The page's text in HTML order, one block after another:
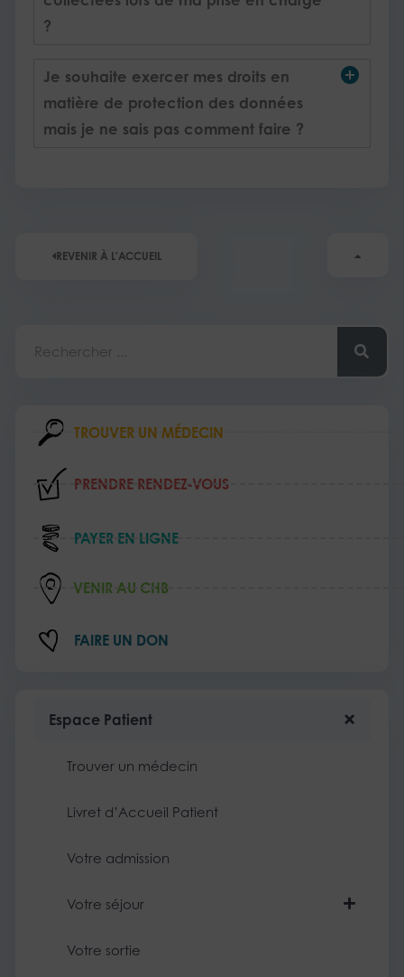
?
Je souhaite exercer mes droits en
matière de protection des données
mais je ne sais pas comment faire ?
REVENIR À L'ACCUEIL
TROUVER UN MÉDECIN
PRENDRE RENDEZ‑VOUS
PAYER EN LIGNE
VENIR AU CHB
FAIRE UN DON
Espace Patient
Trouver un médecin
Livret d’Accueil Patient
Votre admission
Votre séjour
Votre sortie